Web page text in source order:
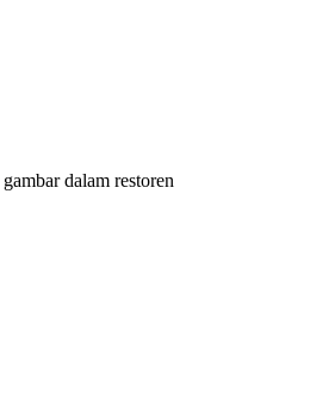
gambar dalam restoren